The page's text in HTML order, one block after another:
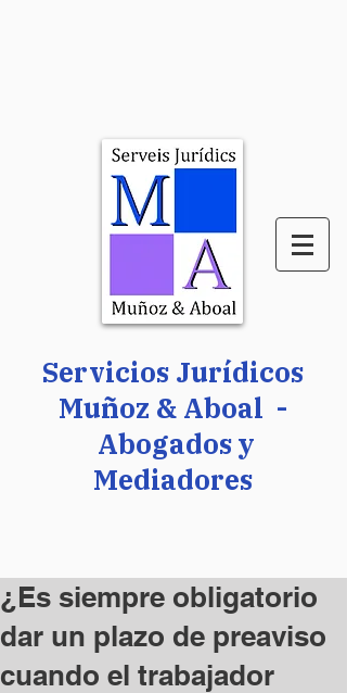
Servicios Jurídicos
Muñoz & Aboal -
Abogados y
Mediadores
¿Es siempre obligatorio
dar un plazo de preaviso
cuando el trabajador